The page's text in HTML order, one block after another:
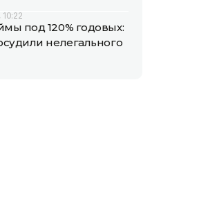
10:22
под 120% годовых:
нелегального